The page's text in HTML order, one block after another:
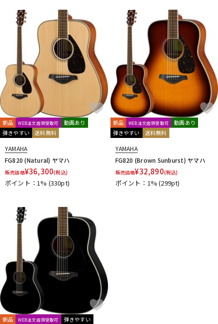
新品 WEB注文店頭受取可
動画あり
弾きやすい
送料無料
YAMAHA
FG820 (Natural) ヤマハ
販売価格¥36,300(税込)
ポイント：1% (330pt)
新品 WEB注文店頭受取可
動画あり
弾きやすい
送料無料
YAMAHA
FG820 (Brown Sunburst) ヤマハ
販売価格¥32,890(税込)
ポイント：1%(299pt)
新品 WEB注文店頭受取可
弾きやすい